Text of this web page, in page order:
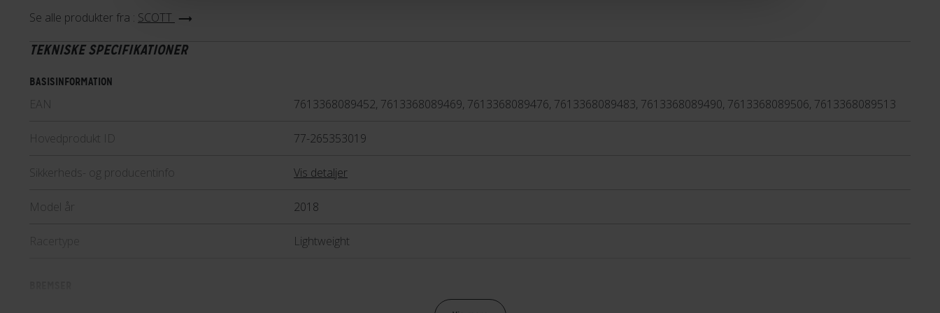
endurance geometri, der sikrer en behagelig køreposition.
kvalitetskomponenter, som sikrer top-performance og en
udviklet letvægtsserien Addict RC, der har en mere
Se alle produkter fra : SCOTT
TEKNISKE SPECIFIKATIONER
BASISINFORMATION
EAN 7613368089452, 7613368089469, 7613368089476, 7613368089483, 7613368089490, 7613368089506, 7613368089513
Hovedprodukt ID 77-265353019
Sikkerheds- og producentinfo Vis detaljer
Model år 2018
Racertype Lightweight